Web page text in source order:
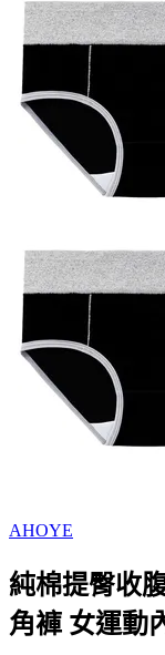
AHOYE
純棉提臀收
角褲 女運動